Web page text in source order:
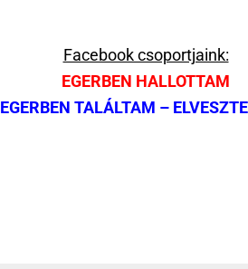
Facebook csoportjaink:
EGERBEN HALLOTTAM
EGERBEN TALÁLTAM –